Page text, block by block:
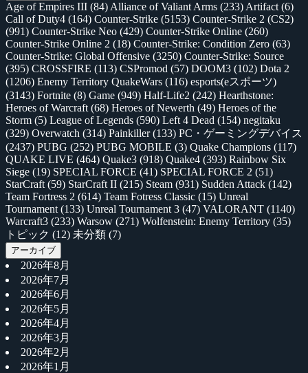
Age of Empires III (84) Alliance of Valiant Arms (233) Artifact (6)
Call of Duty4 (164) Counter-Strike (5153) Counter-Strike 2 (CS2)
(991) Counter-Strike Neo (429) Counter-Strike Online (260)
Counter-Strike Online 2 (18) Counter-Strike: Condition Zero (63)
Counter-Strike: Global Offensive (3250) Counter-Strike: Source
(395) CROSSFIRE (113) CSPromod (57) DOOM3 (102) Dota 2
(1206) Enemy Territory QuakeWars (116) esports(eスポーツ)
(3143) Fortnite (8) Game (949) Half-Life2 (242) Hearthstone:
Heroes of Warcraft (68) Heroes of Newerth (49) Heroes of the
Storm (5) League of Legends (590) Left 4 Dead (154) negitaku
(329) Overwatch (314) Painkiller(133) PC・ゲーミングデバイス
(2437) PUBG (252) PUBG MOBILE (3) Quake Champions (117)
QUAKE LIVE (464) Quake3 (918) Quake4 (393) Rainbow Six
Siege (19) SPECIAL FORCE (41) SPECIAL FORCE 2 (51)
StarCraft (59) StarCraft II (215) Steam (931) Sudden Attack (142)
Team Fortress 2 (614) Team Fotress Classic (15) Unreal
Tournament (133) Unreal Tournament 3 (47) VALORANT (1140)
Warcraft3 (233) Warsow (271) Wolfenstein: Enemy Territory (35)
トピック (12) 未分類 (7)
アーカイブ
2026年8月
2026年7月
2026年6月
2026年5月
2026年4月
2026年3月
2026年2月
2026年1月